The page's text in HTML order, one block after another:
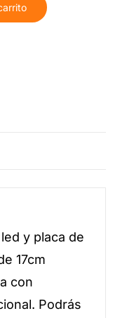
y placa de
17cm
con
Podrás